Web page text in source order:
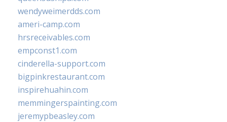
wendyweimerdds.com
ameri-camp.com
hrsreceivables.com
empconst1.com
cinderella-support.com
bigpinkrestaurant.com
inspirehuahin.com
memmingerspainting.com
jeremypbeasley.com